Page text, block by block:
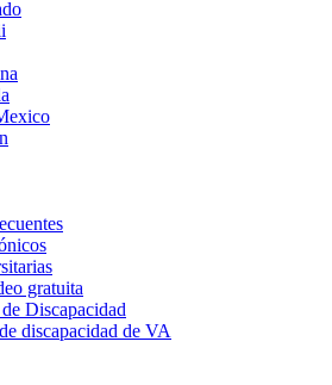
gratuita
Discapacidad
discapacidad de VA